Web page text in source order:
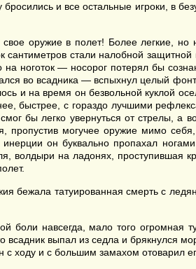
и все остальные игроки, в
оружие в полет! Более легкие,
стали налобной
ноготок — носорог потерял бы
во всадника — вспыхнул целый
и на время он безвольной куклой
быстрее, с гораздо лучшими
легко увернуться от стрелы, а
пропустив могучее оружие мимо
он буквально пропахал
волдыри на ладонях, проступившая
бежала татуированная смерть с
боли навсегда, мало того огромная
выпал из седла и брякнулся
ходу и с большим замахом отоварил